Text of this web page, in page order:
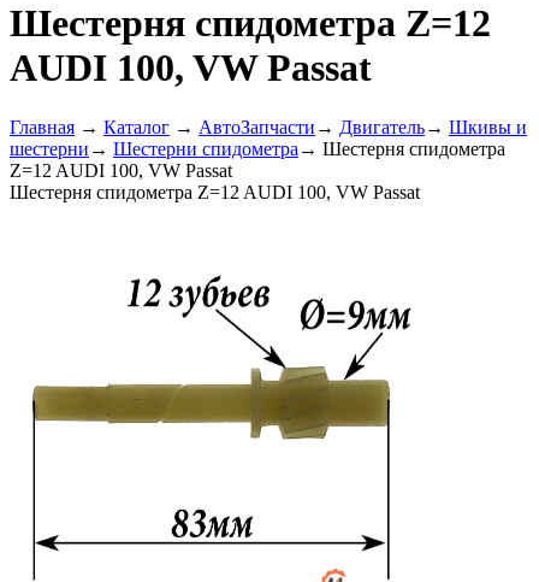
Шестерня спидометра Z=12
AUDI 100, VW Passat
Главная → Каталог → АвтоЗапчасти → Двигатель→ Шкивы и
шестерни → Шестерни спидометра → Шестерня спидометра
Z=12 AUDI 100, VW Passat
Шестерня спидометра Z=12 AUDI 100, VW Passat